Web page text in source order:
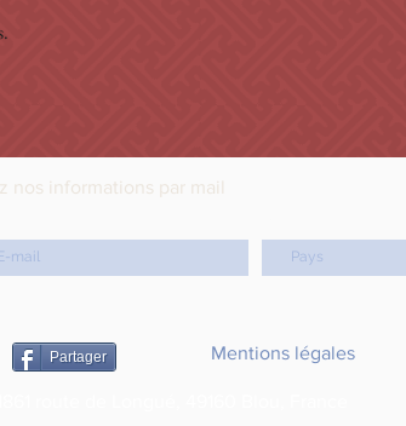
nos informations par mail
Partager Mentions légales